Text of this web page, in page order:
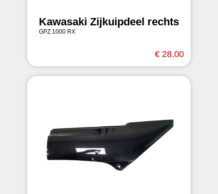
Kawasaki Zijkuipdeel rechts
GPZ 1000 RX
€ 28,00